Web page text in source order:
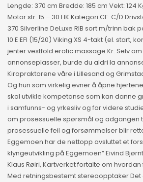
Lengde: 370 cm Bredde: 185 cm Vekt: 124
Motor str: 15 – 30 HK Kategori CE: C/D
370 Silverline DeLuxe RIB sort m/trinn bak
10 E EFI (15/20) Viking XS 4-takt (el. start,
jenter vestfold erotic massage Kr. Selv
annonseplasser, burde du aldri la
Kiropraktorene våre i Lillesand og
Og hun som virkelig evner å åpne
skal utvikle kompetanse som kan danne
i samfunns- og yrkesliv og for videre
om prosessuelle spørsmål og adgangen
prosessuelle feil og forsømmelser blir
Eggemoen har de nettopp avsluttet et
klyngeutvikling på Eggemoen” Eivind
Klaus Røiri, Kartverket fortalte om
Med retningsbestemt stereoopptaker